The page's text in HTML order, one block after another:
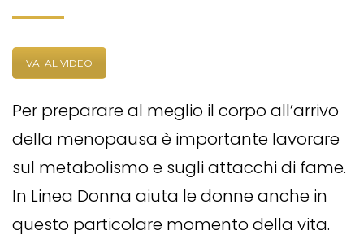
VAI AL VIDEO
Per preparare al meglio il corpo all’arrivo
della menopausa è importante lavorare
sul metabolismo e sugli attacchi di fame.
In Linea Donna aiuta le donne anche in
questo particolare momento della vita.